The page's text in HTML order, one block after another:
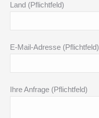
Land (Pflichtfeld)
E-Mail-Adresse (Pflichtfeld)
Ihre Anfrage (Pflichtfeld)